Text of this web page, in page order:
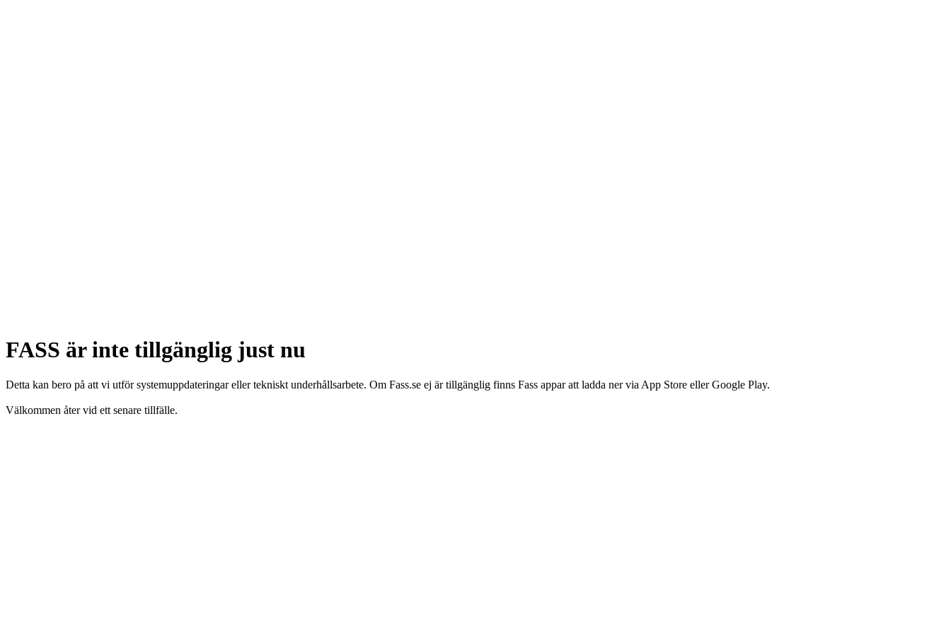
FASS är inte tillgänglig just nu
Detta kan bero på att vi utför systemuppdateringar eller tekniskt underhållsarbete. Om Fass.se ej är tillgänglig finns Fass appar att ladda ner via App Store eller Google Play.
Välkommen åter vid ett senare tillfälle.